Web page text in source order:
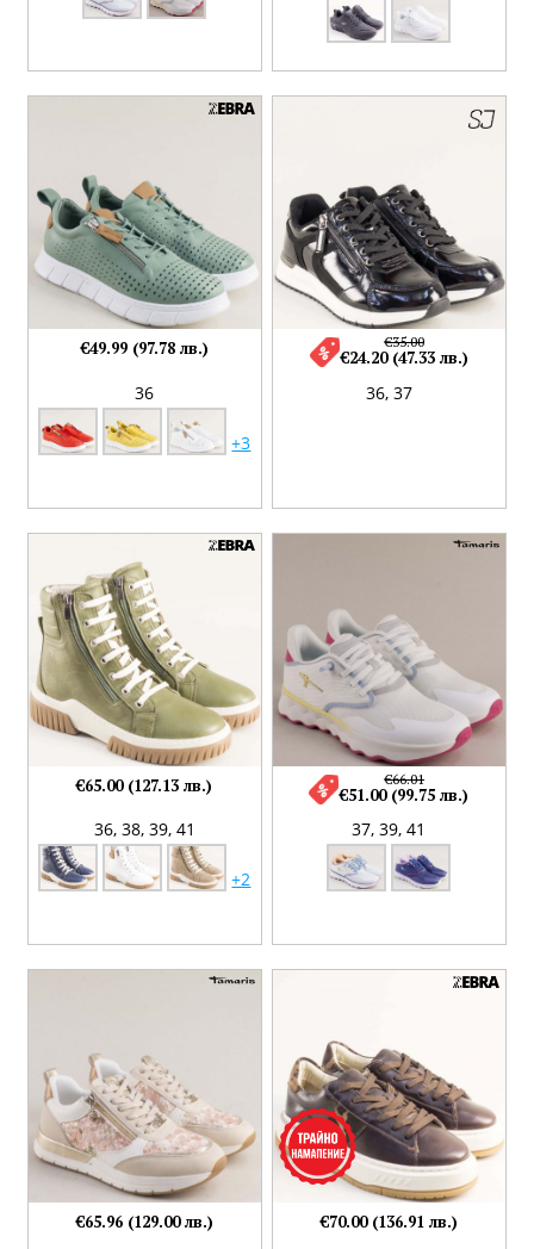
36
+3
€49.99 (97.78 лв.)
36, 37
€35.00
€24.20 (47.33 лв.)
36, 38, 39, 41
+2
€65.00 (127.13 лв.)
37,39,41
€66.01
€51.00 (99.75 лв.)
€65.96 (129.00 лв.) €70.00 (136.91 лв.)